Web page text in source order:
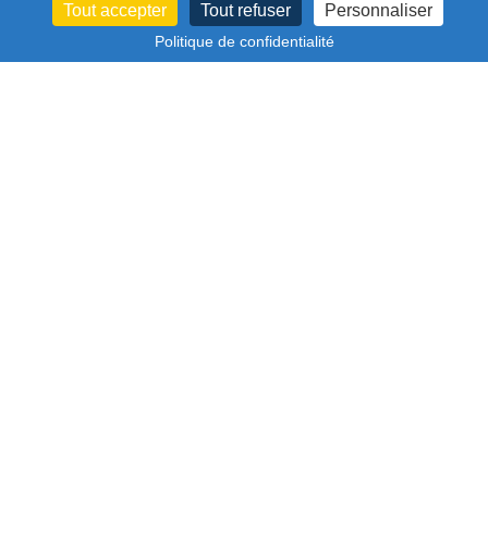
Restez informé,
Tout accepter Tout refuser Personnaliser
Politique de confidentialité